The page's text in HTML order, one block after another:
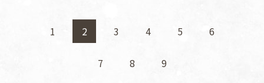
1 2 3 4 5 6
7 8 9